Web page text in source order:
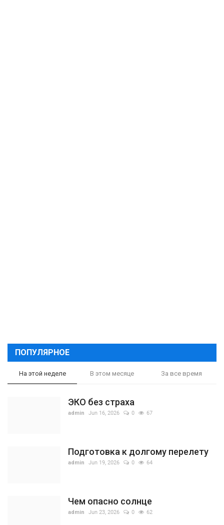
ПОПУЛЯРНОЕ
На этой неделе В этом месяце За все время
ЭКО без страха
admin Jun 16, 2026 0 67
Подготовка к долгому перелету
admin Jun 19, 2026 0 64
Чем опасно солнце
admin Jun 23, 2026 0 62